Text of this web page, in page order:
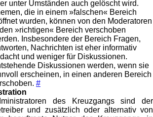
unter Umständen auch gelöscht wird.
die in einem »falschen« Bereich
wurden, können von den Moderatoren
»richtigen« Bereich verschoben
Insbesondere der Bereich Fragen,
Nachrichten ist eher informativ
und weniger für Diskussionen.
Diskussionen werden, wenn sie
erscheinen, in einen anderen Bereich
#
des Kreuzgangs sind der
und zusätzlich oder alternativ von